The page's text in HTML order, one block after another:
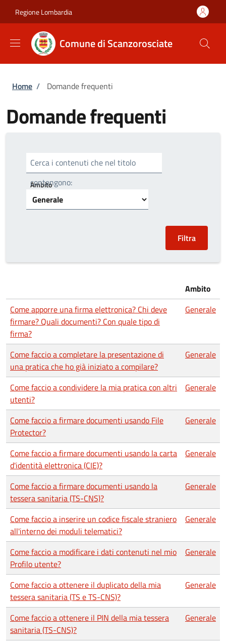
Regione Lombardia
Comune di Scanzorosciate
Briciole di pane
Home / Domande frequenti
Domande frequenti
Cerca i contenuti che nel titolo
contengono:
Ambito
Ambito
Come apporre una firma elettronica? Chi deve
firmare? Quali documenti? Con quale tipo di
firma?
Generale
Come faccio a completare la presentazione di
una pratica che ho già iniziato a compilare?
Generale
Come faccio a condividere la mia pratica con altri
utenti?
Generale
Come faccio a firmare documenti usando File
Protector?
Generale
Come faccio a firmare documenti usando la carta
d'identità elettronica (CIE)?
Generale
Come faccio a firmare documenti usando la
tessera sanitaria (TS-CNS)?
Generale
Come faccio a inserire un codice fiscale straniero
all'interno dei moduli telematici?
Generale
Come faccio a modificare i dati contenuti nel mio
Profilo utente?
Generale
Come faccio a ottenere il duplicato della mia
tessera sanitaria (TS e TS-CNS)?
Generale
Come faccio a ottenere il PIN della mia tessera
sanitaria (TS-CNS)?
Generale